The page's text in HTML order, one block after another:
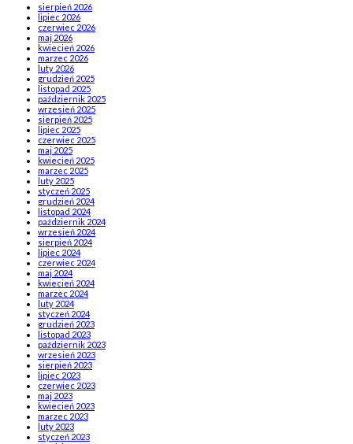
sierpień 2026
lipiec 2026
czerwiec 2026
maj 2026
kwiecień 2026
marzec 2026
luty 2026
grudzień 2025
listopad 2025
październik 2025
wrzesień 2025
sierpień 2025
lipiec 2025
czerwiec 2025
maj 2025
kwiecień 2025
marzec 2025
luty 2025
styczeń 2025
grudzień 2024
listopad 2024
październik 2024
wrzesień 2024
sierpień 2024
lipiec 2024
czerwiec 2024
maj 2024
kwiecień 2024
marzec 2024
luty 2024
styczeń 2024
grudzień 2023
listopad 2023
październik 2023
wrzesień 2023
sierpień 2023
lipiec 2023
czerwiec 2023
maj 2023
kwiecień 2023
marzec 2023
luty 2023
styczeń 2023